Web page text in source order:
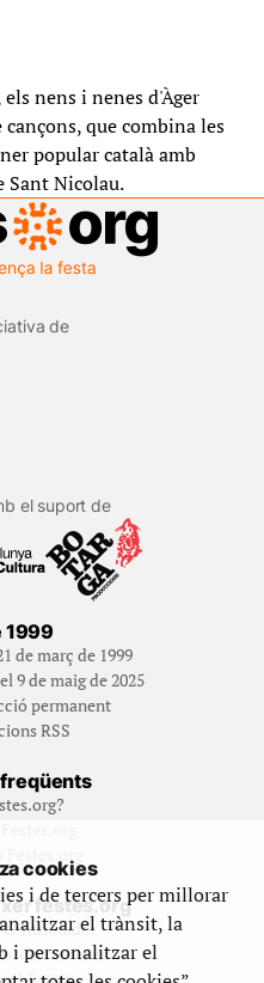
nens i nenes d'Àger
que combina les
popular català amb
Sant Nicolau.
de
el suport de
1999
de març de 1999
9 de maig de 2025
permanent
RSS
Festes.org
festes.org
contribuidor
mecenes
cookies
i de tercers per millorar
el trànsit, la
i personalitzar el